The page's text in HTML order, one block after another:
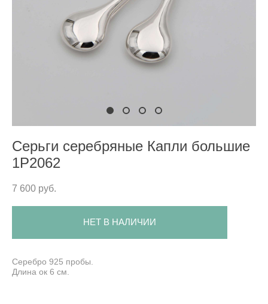
Серьги серебряные Капли большие
1P2062
7 600 pуб.
НЕТ В НАЛИЧИИ
Серебро 925 пробы.
Длина ок 6 см.